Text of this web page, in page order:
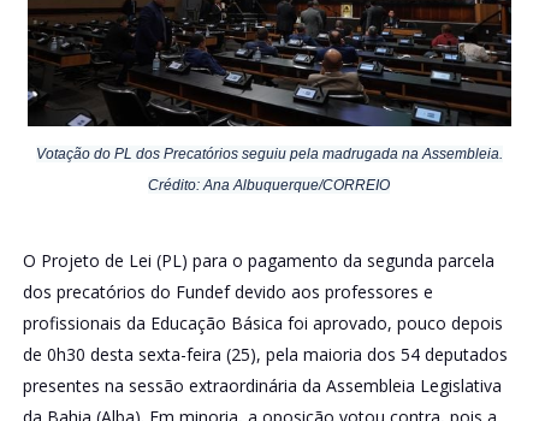
Votação do PL dos Precatórios seguiu pela madrugada na Assembleia.
Crédito: Ana Albuquerque/CORREIO
O Projeto de Lei (PL) para o pagamento da segunda parcela
dos precatórios do Fundef devido aos professores e
profissionais da Educação Básica foi aprovado, pouco depois
de 0h30 desta sexta-feira (25), pela maioria dos 54 deputados
presentes na sessão extraordinária da Assembleia Legislativa